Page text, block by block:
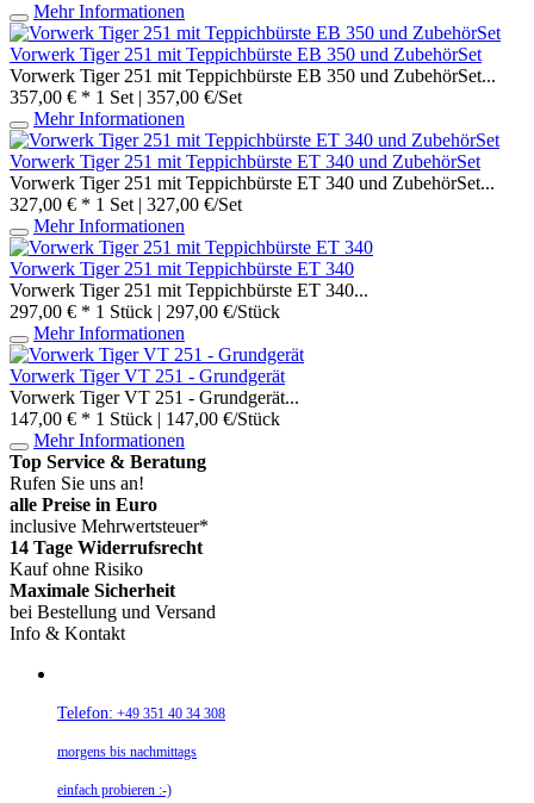
Mehr Informationen
Vorwerk Tiger 251 mit Teppichbürste EB 350 und ZubehörSet
Vorwerk Tiger 251 mit Teppichbürste EB 350 und ZubehörSet...
357,00 € * 1 Set | 357,00 €/Set
Mehr Informationen
Vorwerk Tiger 251 mit Teppichbürste ET 340 und ZubehörSet
Vorwerk Tiger 251 mit Teppichbürste ET 340 und ZubehörSet...
327,00 € * 1 Set | 327,00 €/Set
Mehr Informationen
Vorwerk Tiger 251 mit Teppichbürste ET 340
Vorwerk Tiger 251 mit Teppichbürste ET 340...
297,00 € * 1 Stück | 297,00 €/Stück
Mehr Informationen
Vorwerk Tiger VT 251 - Grundgerät
Vorwerk Tiger VT 251 - Grundgerät...
147,00 € * 1 Stück | 147,00 €/Stück
Mehr Informationen
Top Service & Beratung
Rufen Sie uns an!
alle Preise in Euro
inclusive Mehrwertsteuer*
14 Tage Widerrufsrecht
Kauf ohne Risiko
Maximale Sicherheit
bei Bestellung und Versand
Info & Kontakt
Telefon: +49 351 40 34 308
morgens bis nachmittags
einfach probieren :-)